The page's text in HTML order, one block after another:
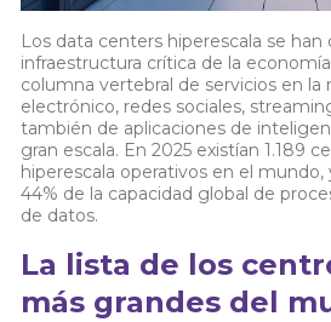
Los data centers hiperescala se
infraestructura crítica de la
columna vertebral de servicios en la
electrónico, redes sociales,
también de aplicaciones de
gran escala. En 2025 existían 1.189
hiperescala operativos en el
44% de la capacidad global de
de datos.
La lista de los
más grandes del